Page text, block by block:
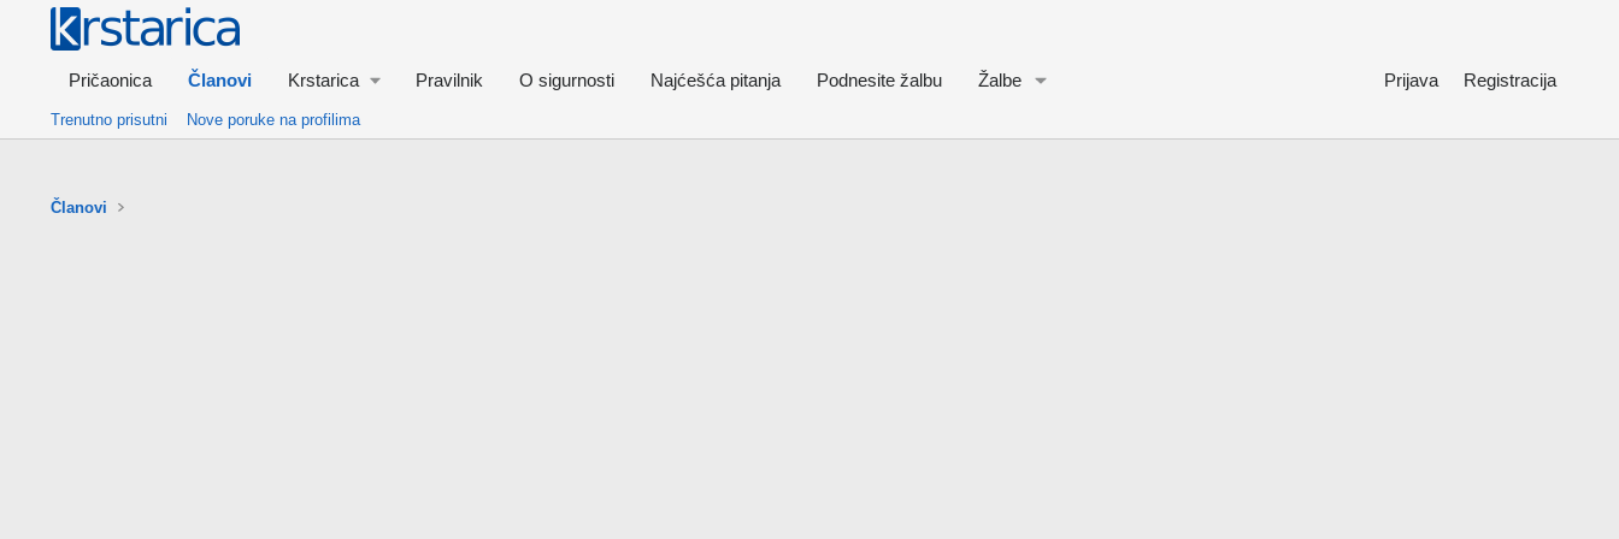
Pričaonica Članovi Krstarica Pravilnik O sigurnosti Najćešća pitanja Podnesite žalbu Žalbe Prijava Registracija
Trenutno prisutni Nove poruke na profilima
Članovi